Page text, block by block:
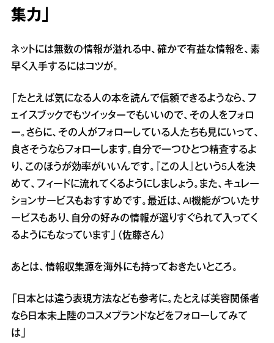
集力」
ネットには無数の情報が溢れる中、確かで有益な情報を、素
早く入手するにはコツが。
「たとえば気になる人の本を読んで信頼できるようなら、フ
ェイスブックでもツイッターでもいいので、その人をフォロ
ー。さらに、その人がフォローしている人たちも見にいって、
良さそうならフォローします。自分で一つひとつ精査するよ
り、このほうが効率がいいんです。『この人』という5人を決
めて、フィードに流れてくるようにしましょう。また、キュレー
ションサービスもおすすめです。最近は、AI機能がついたサ
ービスもあり、自分の好みの情報が選りすぐられて入ってく
るようにもなっています」（佐藤さん）
あとは、情報収集源を海外にも持っておきたいところ。
「日本とは違う表現方法なども参考に。たとえば美容関係者
なら日本未上陸のコスメブランドなどをフォローしてみて
は」